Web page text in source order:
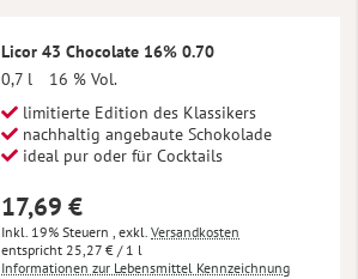
Licor 43 Chocolate 16% 0.70
0,7 l
16 % Vol.
limitierte Edition des Klassikers
nachhaltig angebaute Schokolade
ideal pur oder für Cocktails
17,69 €
Inkl. 19% Steuern , exkl. Versandkosten
25,27 € / 1 l
Informationen zur Lebensmittel Kennzeichnung